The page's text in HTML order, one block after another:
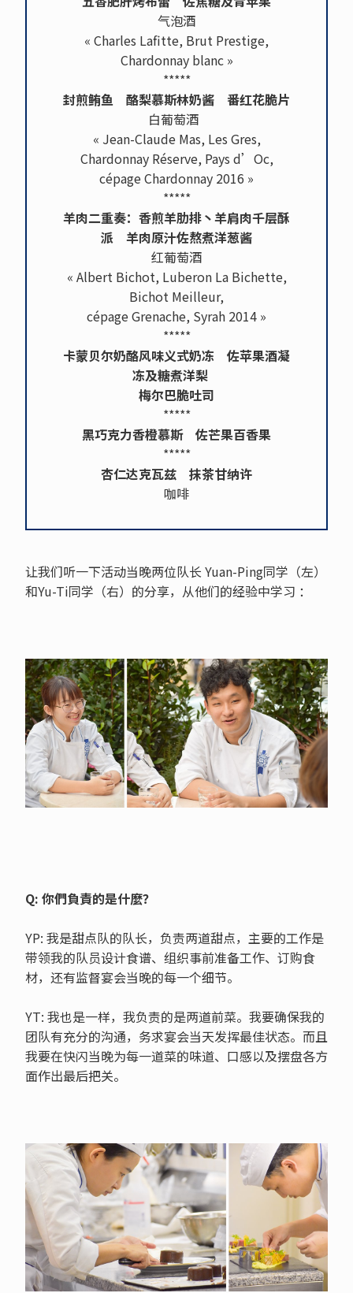
气泡酒
« Charles Lafitte, Brut Prestige,
Chardonnay blanc »
*****
封煎鲔鱼 酪梨慕斯林奶酱 番红花脆片
白葡萄酒
« Jean-Claude Mas, Les Gres,
Chardonnay Réserve, Pays d’Oc,
cépage Chardonnay 2016 »
*****
羊肉二重奏：香煎羊肋排丶羊肩肉千层酥
派 羊肉原汁佐熬煮洋葱酱
红葡萄酒
« Albert Bichot, Luberon La Bichette,
Bichot Meilleur,
cépage Grenache, Syrah 2014 »
*****
卡蒙贝尔奶酪风味义式奶冻 佐苹果酒凝
冻及糖煮洋梨
梅尔巴脆吐司
*****
黑巧克力香橙慕斯 佐芒果百香果
*****
杏仁达克瓦兹 抹茶甘纳许
咖啡
让我们听一下活动当晚两位队长 Yuan-Ping同学（左）
和Yu-Ti同学（右）的分享，从他们的经验中学习 ：
Q: 你們負責的是什麼？
YP: 我是甜点队的队长，负责两道甜点，主要的工作是
带领我的队员设计食谱、组织事前准备工作、订购食
材，还有监督宴会当晚的每一个细节。
YT: 我也是一样，我负责的是两道前菜。我要确保我的
团队有充分的沟通，务求宴会当天发挥最佳状态。而且
我要在快闪当晚为每一道菜的味道、口感以及摆盘各方
面作出最后把关。